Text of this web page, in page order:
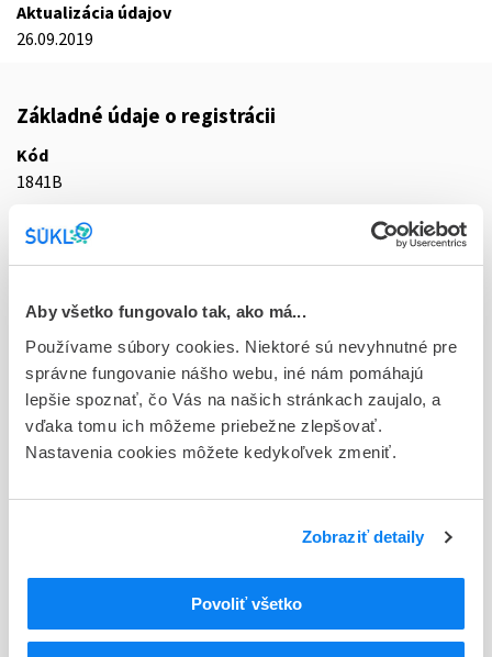
Aby všetko fungovalo tak, ako má...
Používame súbory cookies. Niektoré sú nevyhnutné pre
správne fungovanie nášho webu, iné nám pomáhajú
lepšie spoznať, čo Vás na našich stránkach zaujalo, a
vďaka tomu ich môžeme priebežne zlepšovať.
Nastavenia cookies môžete kedykoľvek zmeniť.
Zobraziť detaily
Povoliť všetko
Aktualizácia údajov
26.09.2019
Základné údaje o registrácii
Kód
1841B
Registračné číslo
Doplnok
Stav
D - Registrácia bez obmedzenia platnosti
Typ registračnej procedúry
87 - VARIA I